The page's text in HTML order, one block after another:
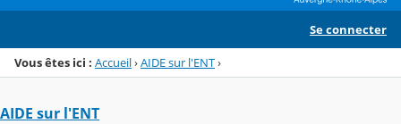
Se connecter
Vous êtes ici : Accueil›AIDE sur l'ENT›
AIDE sur l'ENT